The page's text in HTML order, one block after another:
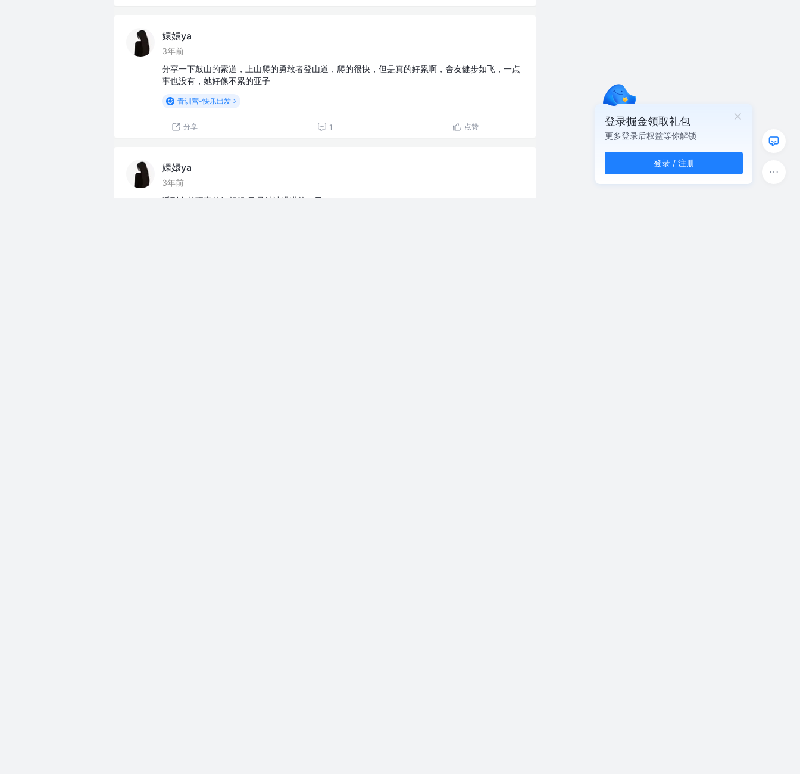
嬛嬛ya
3年前
分享一下鼓山的索道，上山爬的勇敢者登山道，爬的很快，但是真的好累啊，舍友健步如飞，一点
事也没有，她好像不累的亚子
青训营-快乐出发
分享 1 点赞
嬛嬛ya
3年前
睡到自然醒真的好舒服 又是精神满满的一天
登录掘金领取礼包
更多登录后权益等你解锁
登录 / 注册